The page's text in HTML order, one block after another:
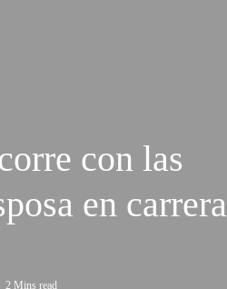
con las
en carrera
2 Mins read